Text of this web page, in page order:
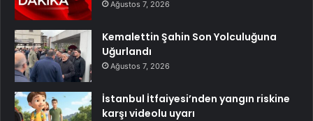
Ağustos 7, 2026
Kemalettin Şahin Son Yolculuğuna
Uğurlandı
Ağustos 7, 2026
İstanbul İtfaiyesi’nden yangın riskine
karşı videolu uyarı